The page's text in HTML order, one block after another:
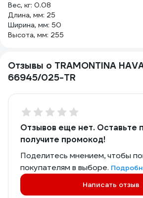
Вес, кг: 0.08
Длина, мм: 25
Ширина, мм: 50
Высота, мм: 255
Отзывы о TRAMONTINA
66945/025-TR
Отзывов еще нет. Оставьте
получите промокод!
Поделитесь мнением, чтобы
покупателям в выборе.
Написать отзыв